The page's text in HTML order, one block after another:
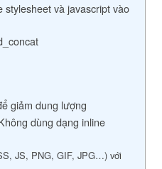
và javascript vào
giảm dung lượng
dùng dạng inline
JS, PNG, GIF, JPG…) với